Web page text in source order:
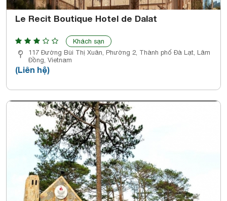
Le Recit Boutique Hotel de Dalat
Khách sạn
117 Đường Bùi Thị Xuân, Phường 2, Thành phố Đà Lạt, Lâm
Đồng, Vietnam
(Liên hệ)